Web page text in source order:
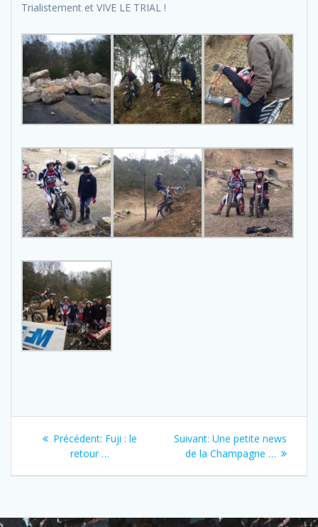
Trialistement et VIVE LE TRIAL !
Navigation
Précédent: Previous
Fuji : le
retour …
Suivant: Next
post:
Une petite news
de la Champagne …